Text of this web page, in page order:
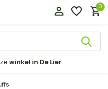
0
winkel in De Lier